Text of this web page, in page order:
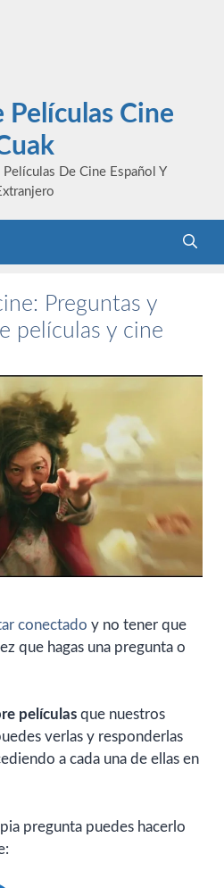
Películas Cine
De Cine Español Y
Preguntas y
películas y cine
conectado y no tener que
que hagas una pregunta o
películas que nuestros
verlas y responderlas
a cada una de ellas en
pregunta puedes hacerlo